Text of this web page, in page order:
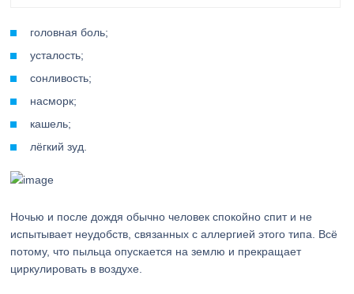
головная боль;
усталость;
сонливость;
насморк;
кашель;
лёгкий зуд.
Ночью и после дождя обычно человек спокойно спит и не
испытывает неудобств, связанных с аллергией этого типа. Всё
потому, что пыльца опускается на землю и прекращает
циркулировать в воздухе.